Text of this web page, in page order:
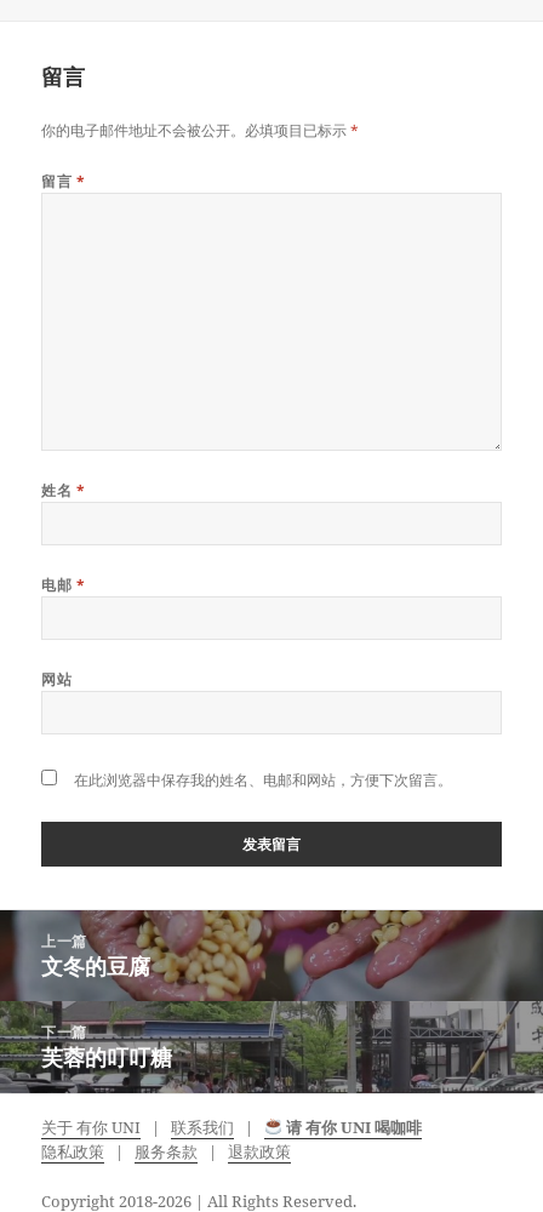
留言
你的电子邮件地址不会被公开。必填项目已标示*
留言 *
姓名 *
电邮 *
网站
在此浏览器中保存我的姓名、电邮和网站，方便下次留言。
navigation
上一篇
上
篇
文
章：
文冬的豆腐
下一篇
下
一
篇
文
芙蓉的叮叮糖
关于 有你 UNI 联系我们
请 有你 UNI 喝咖啡
隐私政策
服务条款 退款政策
Copyright 2018-2026 | All Rights Reserved.